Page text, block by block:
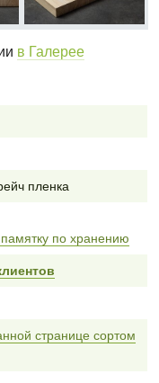
в Галерее
пленка
по хранению
странице сортом